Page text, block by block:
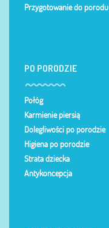
Przygotowanie do porodu
PO PORODZIE
Połóg
Karmienie piersią
Dolegliwości po porodzie
Higiena po porodzie
Strata dziecka
Antykoncepcja